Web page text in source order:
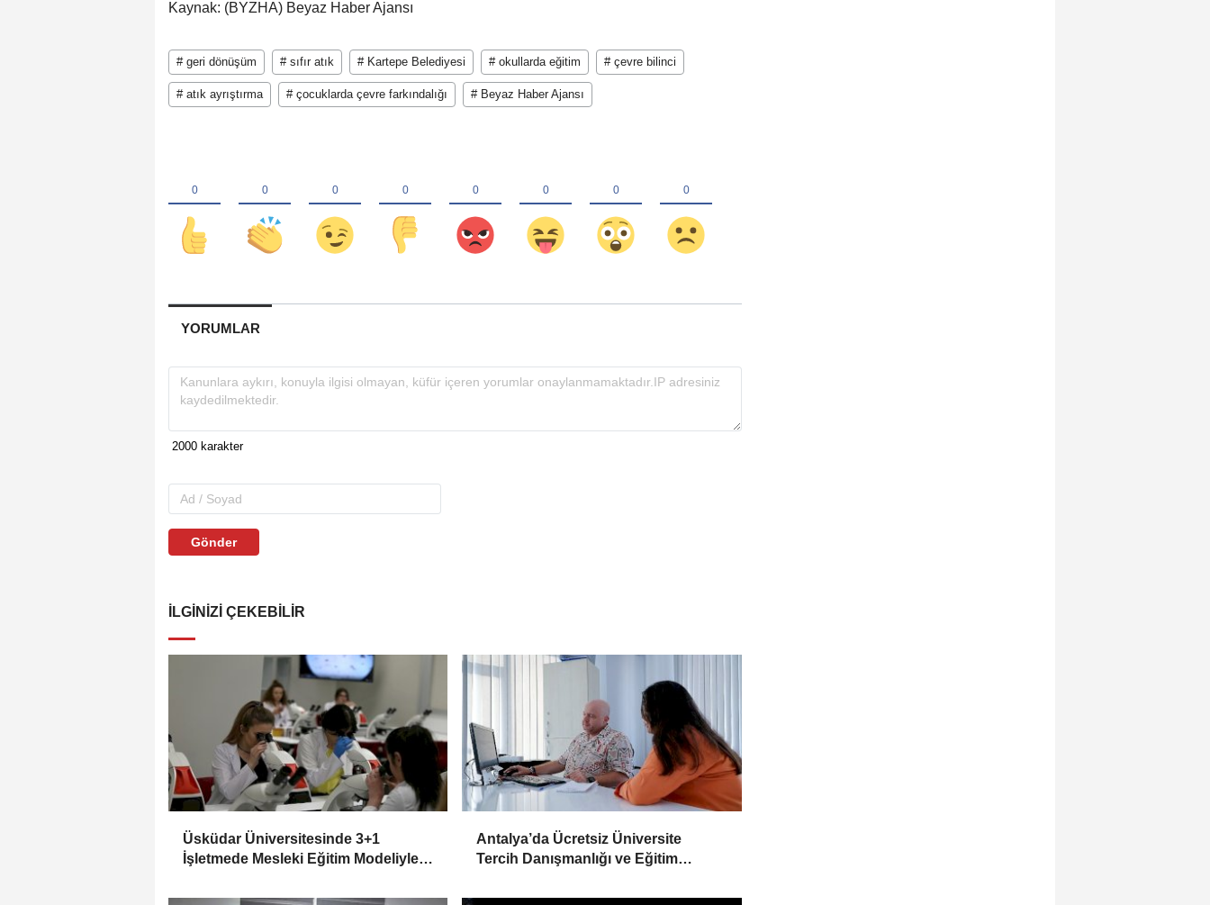
Kaynak: (BYZHA) Beyaz Haber Ajansı
# geri dönüşüm # sıfır atık # Kartepe Belediyesi # okullarda eğitim # çevre bilinci
# atık ayrıştırma # çocuklarda çevre farkındalığı # Beyaz Haber Ajansı
YORUMLAR
Gönder
İLGINIZI ÇEKEBILIR
Üsküdar Üniversitesinde 3+1
İşletmede Mesleki Eğitim Modeliyle
(2026-2027)
Antalya’da Ücretsiz Üniversite
Tercih Danışmanlığı ve Eğitim